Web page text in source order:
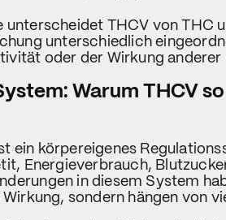
unterscheidet THCV von THC
unterschiedlich
oder der Wirkung anderer
Warum THCV
ein körpereigenes
Energieverbrauch,
in diesem System
sondern hängen von